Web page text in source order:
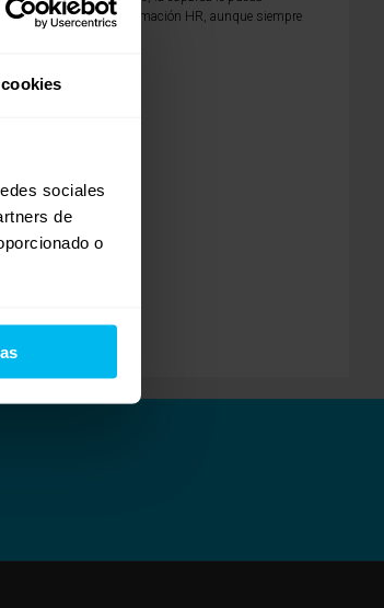
sociales
de
o
en un núcleo de espumación HR, aunque siempre